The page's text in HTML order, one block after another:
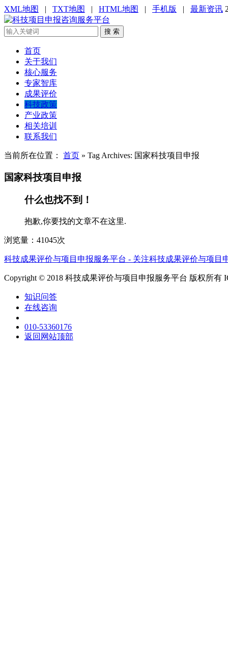
XML地图 | TXT地图 | HTML地图 | 手机版 | 最新资讯
搜 索
首页
关于我们
核心服务
专家智库
成果评价
科技政策
产业政策
相关培训
联系我们
当前所在位置： 首页 » Tag Archives: 国家科技项目申报
国家科技项目申报
什么也找不到！
抱歉,你要找的文章不在这里.
浏览量：41045次
科技成果评价与项目申报服务平台 - 关注科技成果评价与项目
Copyright © 2018 科技成果评价与项目申报服务平台 版权所有
知识问答
在线咨询
010-53360176
返回网站顶部